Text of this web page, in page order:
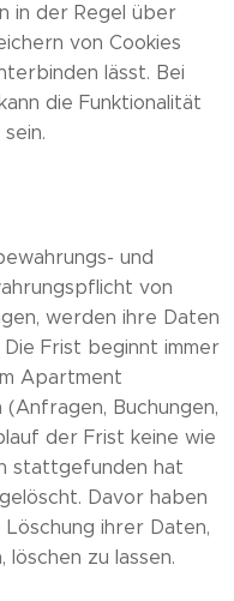
in der Regel über
von Cookies
lässt. Bei
die Funktionalität
und
von
werden ihre Daten
Frist beginnt immer
Apartment
Buchungen,
der Frist keine wie
stattgefunden hat
Davor haben
ihrer Daten,
löschen zu lassen.